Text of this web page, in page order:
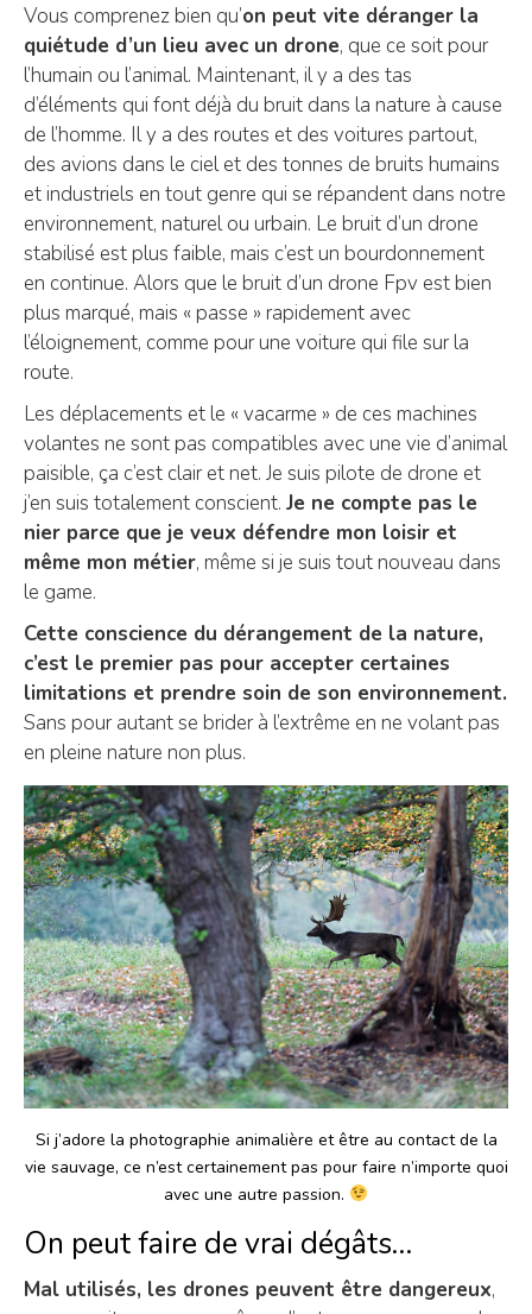
Vous comprenez bien qu’on peut vite déranger la
quiétude d’un lieu avec un drone, que ce soit pour
l’humain ou l’animal. Maintenant, il y a des tas
d’éléments qui font déjà du bruit dans la nature à cause
de l’homme. Il y a des routes et des voitures partout,
des avions dans le ciel et des tonnes de bruits humains
et industriels en tout genre qui se répandent dans notre
environnement, naturel ou urbain. Le bruit d’un drone
stabilisé est plus faible, mais c’est un bourdonnement
en continue. Alors que le bruit d’un drone Fpv est bien
plus marqué, mais « passe » rapidement avec
l’éloignement, comme pour une voiture qui file sur la
route.
Les déplacements et le « vacarme » de ces machines
volantes ne sont pas compatibles avec une vie d’animal
paisible, ça c’est clair et net. Je suis pilote de drone et
j’en suis totalement conscient. Je ne compte pas le
nier parce que je veux défendre mon loisir et
même mon métier, même si je suis tout nouveau dans
le game.
Cette conscience du dérangement de la nature,
c’est le premier pas pour accepter certaines
limitations et prendre soin de son environnement.
Sans pour autant se brider à l’extrême en ne volant pas
en pleine nature non plus.
Si j’adore la photographie animalière et être au contact de la
vie sauvage, ce n’est certainement pas pour faire n’importe quoi
avec une autre passion.
On peut faire de vrai dégâts…
Mal utilisés, les drones peuvent être dangereux,